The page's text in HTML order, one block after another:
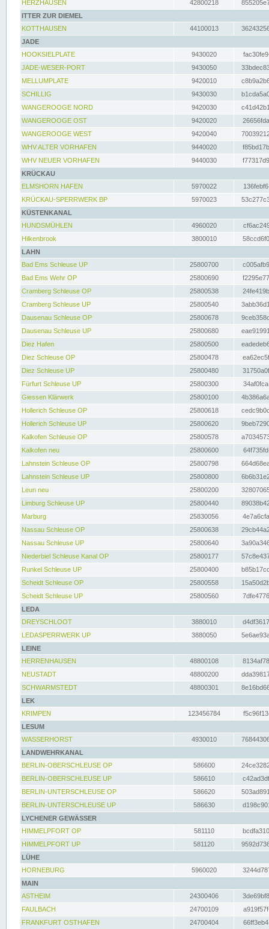
HERZHAUSEN
42800218
ITTER ZUR DIEMEL
KOTTHAUSEN
44100013
JADE
HOOKSIELPLATE
9430020
JADE-WESER-PORT
9430050
MELLUMPLATE
9420010
SCHILLIG
9430030
WANGEROOGE NORD
9420030
WANGEROOGE OST
9420020
WANGEROOGE WEST
9420040
WHV ALTER VORHAFEN
9440020
WHV NEUER VORHAFEN
9440030
KRÜCKAU
ELMSHORN HAFEN
5970022
KRÜCKAU-SPERRWERK BP
5970023
KÜSTENKANAL
HUNDSMÜHLEN
4960020
Hilkenbrook
3800010
LAHN
Bad Ems Schleuse UP
25800700
Bad Ems Wehr OP
25800690
Cramberg Schleuse OP
25800538
Cramberg Schleuse UP
25800540
Dausenau Schleuse OP
25800678
Dausenau Schleuse UP
25800680
Diez Hafen
25800500
Diez Schleuse OP
25800478
Diez Schleuse UP
25800480
Fürfurt Schleuse UP
25800300
Giessen Klärwerk
25800100
Hollerich Schleuse OP
25800618
Hollerich Schleuse UP
25800620
Kalkofen Schleuse OP
25800578
Kalkofen neu
25800600
Lahnstein Schleuse OP
25800798
Lahnstein Schleuse UP
25800800
Leun neu
25800200
Limburg Schleuse UP
25800440
Marburg
25830056
Nassau Schleuse OP
25800638
Nassau Schleuse UP
25800640
Niederbiel Schleuse Kanal OP
25800177
Runkel Schleuse UP
25800400
Scheidt Schleuse OP
25800558
Scheidt Schleuse UP
25800560
LEDA
DREYSCHLOOT
3880010
LEDASPERRWERK UP
3880050
LEINE
HERRENHAUSEN
48800108
NEUSTADT
48800200
SCHWARMSTEDT
48800301
LEK
KRIMPEN
123456784
LESUM
WASSERHORST
4930010
LANDWEHRKANAL
BERLIN-OBERSCHLEUSE OP
586600
BERLIN-OBERSCHLEUSE UP
586610
BERLIN-UNTERSCHLEUSE OP
586620
BERLIN-UNTERSCHLEUSE UP
586630
LYCHENER GEWÄSSER
HIMMELPFORT OP
581110
HIMMELPFORT UP
581120
LÜHE
HORNEBURG
5960020
MAIN
ASTHEIM
24300406
FAULBACH
24700109
FRANKFURT OSTHAFEN
24700404